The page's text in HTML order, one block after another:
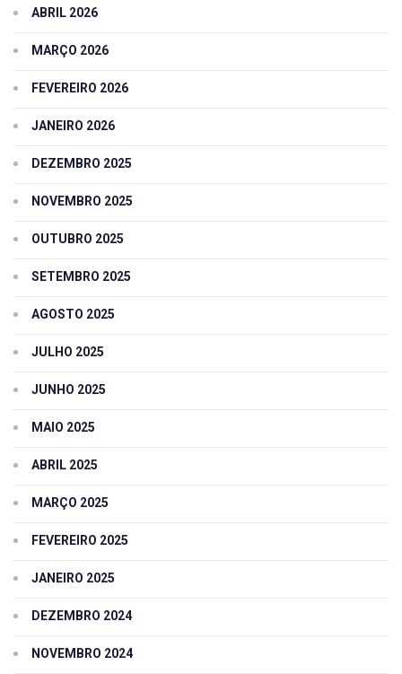
ABRIL 2026
MARÇO 2026
FEVEREIRO 2026
JANEIRO 2026
DEZEMBRO 2025
NOVEMBRO 2025
OUTUBRO 2025
SETEMBRO 2025
AGOSTO 2025
JULHO 2025
JUNHO 2025
MAIO 2025
ABRIL 2025
MARÇO 2025
FEVEREIRO 2025
JANEIRO 2025
DEZEMBRO 2024
NOVEMBRO 2024